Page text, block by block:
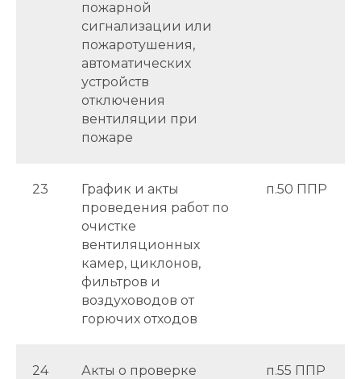
пожарной
сигнализации или
пожаротушения,
автоматических
устройств
отключения
вентиляции при
пожаре
23
График и акты
проведения работ по
очистке
вентиляционных
камер, циклонов,
фильтров и
воздуховодов от
горючих отходов
п.50 ППР
24
Акты о проверке
п.55 ППР